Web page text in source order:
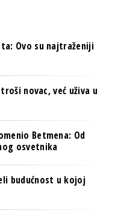
Ovo su najtraženiji
novac, već uživa u
Betmena: Od
osvetnika
budućnost u kojoj